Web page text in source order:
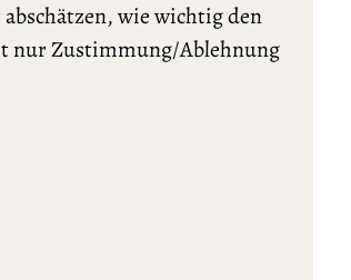
wie wichtig den
nur Zustimmung/Ablehnung